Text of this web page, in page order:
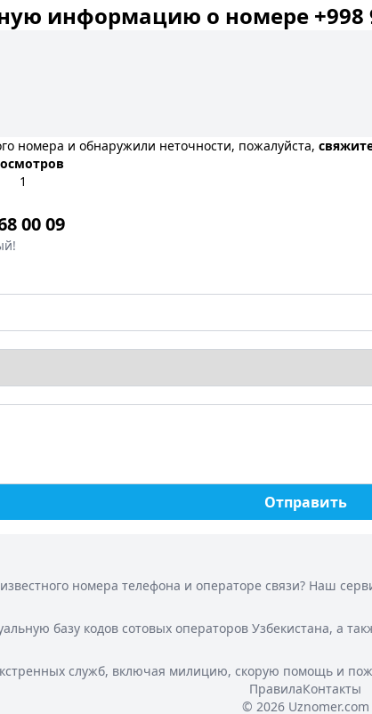
информацию о номере +998
номера и обнаружили неточности, пожалуйста,
1
00 09
Отправить
номера телефона и операторе связи? Наш
базу кодов сотовых операторов Узбекистана, а
служб, включая милицию, скорую помощь и
ПравилаКонтакты
© 2026 Uznomer.com